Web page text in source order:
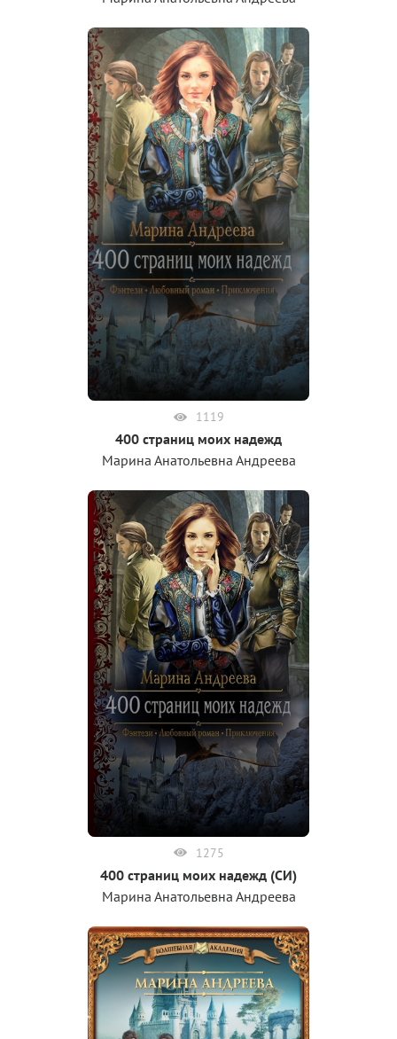
1119
400 страниц моих надежд
Марина Анатольевна Андреева
1275
400 страниц моих надежд (СИ)
Марина Анатольевна Андреева